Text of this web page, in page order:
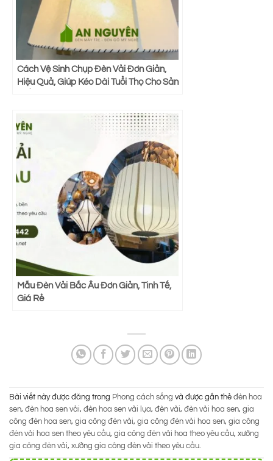
Cách Vệ Sinh Chụp Đèn Vải Đơn Giản,
Hiệu Quả, Giúp Kéo Dài Tuổi Thọ Cho Sản
Mẫu Đèn Vải Bắc Âu Đơn Giản, Tinh Tế,
Giá Rẻ
Bài viết này được đăng trong Phong cách sống và được gắn thẻ đèn hoa
sen, đèn hoa sen vải, đèn hoa sen vải lụa, đèn vải, đèn vải hoa sen, gia
công đèn hoa sen, gia công đèn vải, gia công đèn vải hoa sen, gia công
đèn vải hoa sen theo yêu cầu, gia công đèn vải hoa theo yêu cầu, xưởng
gia công đèn vải, xưởng gia công đèn vải theo yêu cầu.